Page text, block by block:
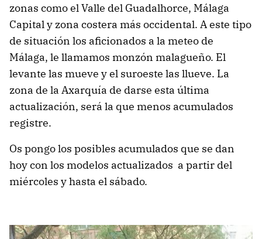
zonas como el Valle del Guadalhorce, Málaga
Capital y zona costera más occidental. A este tipo
de situación los aficionados a la meteo de
Málaga, le llamamos monzón malagueño. El
levante las mueve y el suroeste las llueve. La
zona de la Axarquía de darse esta última
actualización, será la que menos acumulados
registre.
Os pongo los posibles acumulados que se dan
hoy con los modelos actualizados a partir del
miércoles y hasta el sábado.